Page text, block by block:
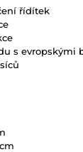
řídítek
s